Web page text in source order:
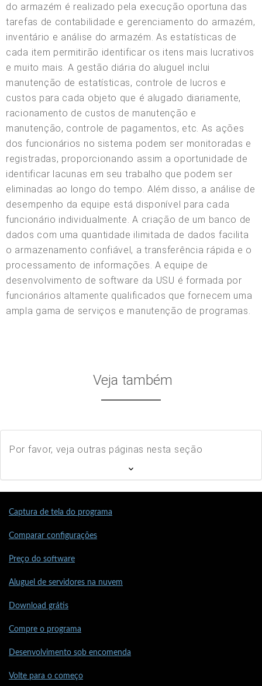
do armazém é realizado pela execução oportuna das
tarefas de contabilidade e gerenciamento do armazém,
inventário e análise do armazém. As estatísticas de
cada item permitirão identificar os itens mais lucrativos
e muito mais. A gestão diária do aluguel inclui
manutenção de estatísticas, controle de lucros e
custos para cada objeto que é alugado diariamente,
racionamento de custos de manutenção e
manutenção, controle de pagamentos, etc. As ações
dos funcionários no sistema podem ser monitoradas e
registradas, proporcionando assim a oportunidade de
identificar lacunas em seu trabalho que podem ser
eliminadas ao longo do tempo. Além disso, a análise de
desempenho da equipe está disponível para cada
funcionário individualmente. A criação de um banco de
dados com uma quantidade ilimitada de dados facilita
o armazenamento confiável, a transferência rápida e o
processamento de informações. A equipe de
desenvolvimento de software da USU é formada por
funcionários altamente qualificados que fornecem uma
ampla gama de serviços e manutenção de programas.
Veja também
Por favor, veja outras páginas nesta seção
Captura de tela do programa
Comparar configurações
Preço do software
Aluguel de servidores na nuvem
Download grátis
Compre o programa
Desenvolvimento sob encomenda
Volte para o começo